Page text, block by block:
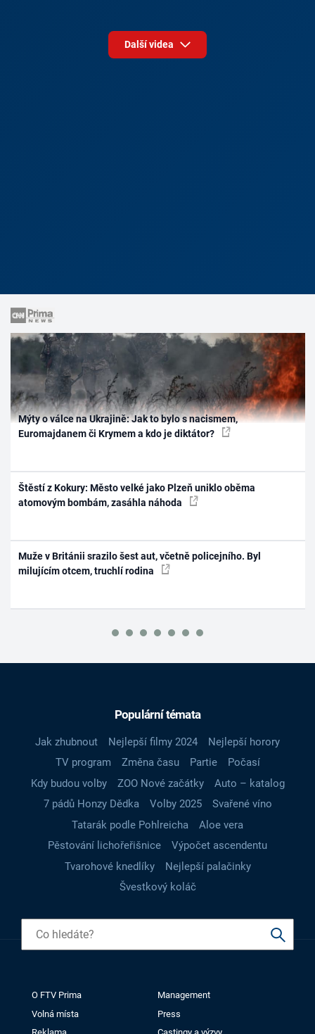
Další videa
Mýty o válce na Ukrajině: Jak to bylo s nacismem,
Euromajdanem či Krymem a kdo je diktátor?
Štěstí z Kokury: Město velké jako Plzeň uniklo oběma
atomovým bombám, zasáhla náhoda
Muže v Británii srazilo šest aut, včetně policejního. Byl
milujícím otcem, truchlí rodina
Populární témata
Jak zhubnout Nejlepší filmy 2024
Nejlepší horory
TV program
Změna času Partie
Počasí
Kdy budou volby
ZOO Nové začátky
Auto – katalog
7 pádů Honzy Dědka
Volby 2025
Svařené víno
Tatarák podle Pohlreicha
Aloe vera
Pěstování lichořeřišnice
Výpočet ascendentu
Tvarohové knedlíky
Nejlepší palačinky
Švestkový koláč
O FTV Prima
Management
Volná místa
Press